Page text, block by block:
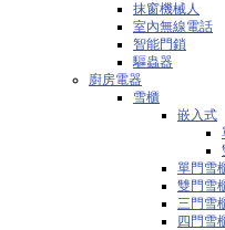
抹窗機械人
室內無線電話
智能門鎖
驅蟲器
廚房電器
雪櫃
嵌入式
單門雪
雙門雪
三門雪
四門雪